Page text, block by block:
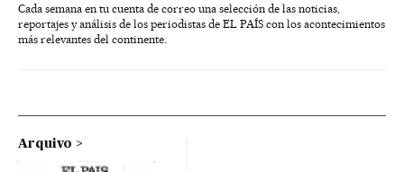
Cada semana en tu cuenta de correo una selección de las noticias,
reportajes y análisis de los periodistas de EL PAÍS con los acontecimientos
más relevantes del continente.
Arquivo